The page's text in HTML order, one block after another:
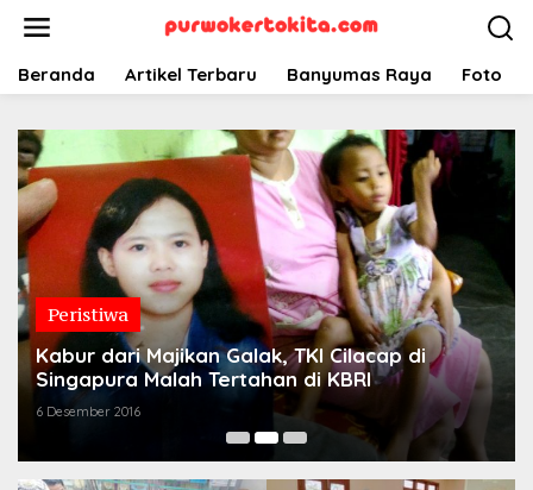
Beranda Artikel Terbaru Banyumas Raya Foto
Peristiwa
Kabur dari Majikan Galak, TKI Cilacap di
Singapura Malah Tertahan di KBRI
6 Desember 2016